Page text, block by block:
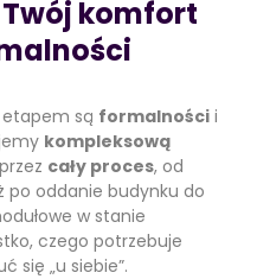
komfort
są formalności i
kompleksową
cały proces, od
po oddanie budynku do
w stanie
czego potrzebuje
się „u siebie”.